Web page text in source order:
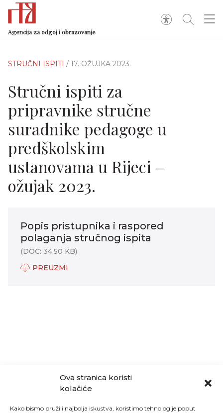
Ova stranica koristi
kolačiće
Kako bismo pružili najbolja iskustva, koristimo tehnologije poput
Agencija za odgoj i obrazovanje
STRUČNI ISPITI / 17. OŽUJKA 2023.
Stručni ispiti za
pripravnike stručne
suradnike pedagoge u
predškolskim
ustanovama u Rijeci –
ožujak 2023.
Popis pristupnika i raspored
polaganja stručnog ispita
(DOC: 34,50 KB)
PREUZMI